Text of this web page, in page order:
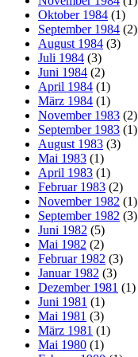
Oktober 1984 (1)
September 1984 (2)
August 1984 (3)
Juli 1984 (3)
Juni 1984 (2)
April 1984 (1)
März 1984 (1)
November 1983 (2)
September 1983 (1)
August 1983 (3)
Mai 1983 (1)
April 1983 (1)
Februar 1983 (2)
November 1982 (1)
September 1982 (3)
Juni 1982 (5)
Mai 1982 (2)
Februar 1982 (3)
Januar 1982 (3)
Dezember 1981 (1)
Juni 1981 (1)
Mai 1981 (3)
März 1981 (1)
Mai 1980 (1)